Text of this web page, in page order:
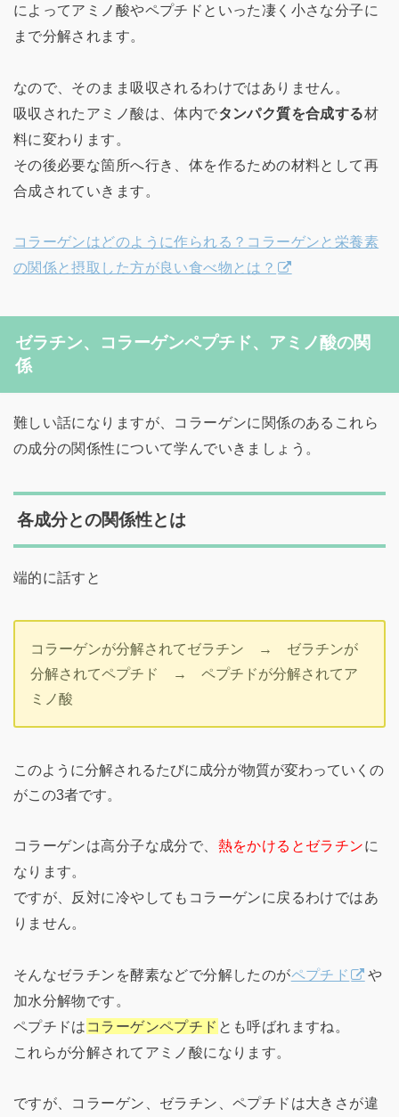
によってアミノ酸やペプチドといった凄く小さな分子に
まで分解されます。
なので、そのまま吸収されるわけではありません。
吸収されたアミノ酸は、体内でタンパク質を合成する材
料に変わります。
その後必要な箇所へ行き、体を作るための材料として再
合成されていきます。
コラーゲンはどのように作られる？コラーゲンと栄養素
の関係と摂取した方が良い食べ物とは？
ゼラチン、コラーゲンペプチド、アミノ酸の関
係
難しい話になりますが、コラーゲンに関係のあるこれら
の成分の関係性について学んでいきましょう。
各成分との関係性とは
端的に話すと
コラーゲンが分解されてゼラチン → ゼラチンが
分解されてペプチド → ペプチドが分解されてア
ミノ酸
このように分解されるたびに成分が物質が変わっていくの
がこの3者です。
コラーゲンは高分子な成分で、 熱をかけるとゼラチンに
なります。
ですが、反対に冷やしてもコラーゲンに戻るわけではあ
りません。
そんなゼラチンを酵素などで分解したのがペプチド
や
加水分解物です。
ペプチドは コラーゲンペプチド とも呼ばれますね。
これらが分解されてアミノ酸になります。
ですが、コラーゲン、ゼラチン、ペプチドは大きさが違